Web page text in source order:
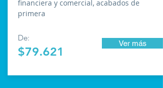
financiera y comercial, acabados de
primera
De:
$79.621
Ver más